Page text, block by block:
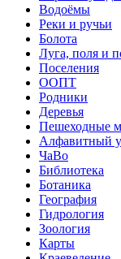
Водоёмы
Реки и ручьи
Болота
Луга, поля и
Поселения
ООПТ
Родники
Деревья
Пешеходные
Алфавитный
ЧаВо
Библиотека
Ботаника
География
Гидрология
Зоология
Карты